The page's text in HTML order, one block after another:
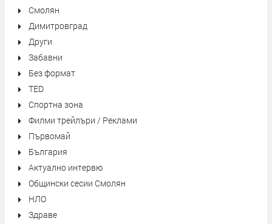
Смолян
Димитровград
Други
Забавни
Без формат
TED
Спортна зона
Филми трейлъри / Реклами
Първомай
България
Актуално интервю
Общински сесии Смолян
НЛО
Здраве